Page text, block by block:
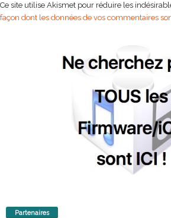
Ce site utilise Akismet pour réduire les
façon dont les données de vos commentaires
Partenaires